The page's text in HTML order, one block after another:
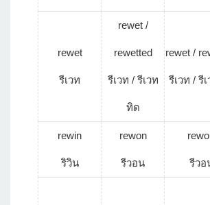
rewet
รีเวท
rewet /
rewetted
รีเวท / รีเวท
ทิด
rewet /
รีเวท / รี
rewin
ริวิน
rewon
รีวอน รีวอ